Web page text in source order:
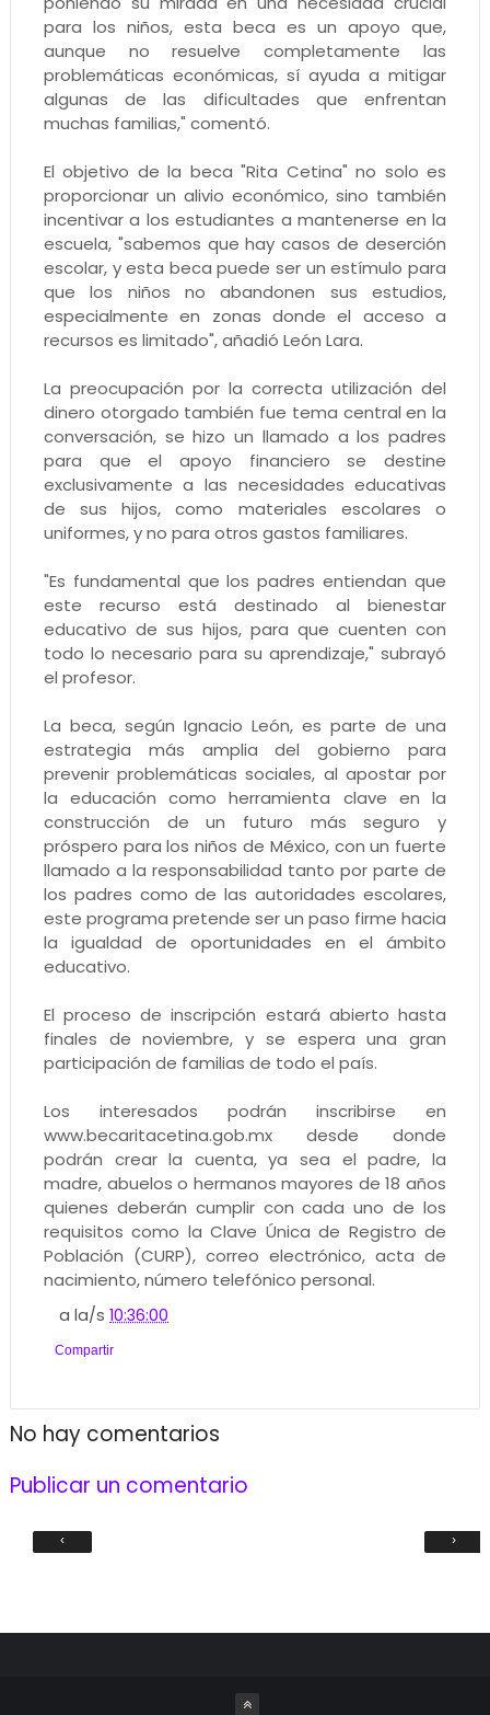
para los niños, esta beca es un apoyo que,
aunque no resuelve completamente las
problemáticas económicas, sí ayuda a mitigar
algunas de las dificultades que enfrentan
muchas familias," comentó.
El objetivo de la beca "Rita Cetina" no solo es
proporcionar un alivio económico, sino también
incentivar a los estudiantes a mantenerse en la
escuela, "sabemos que hay casos de deserción
escolar, y esta beca puede ser un estímulo para
que los niños no abandonen sus estudios,
especialmente en zonas donde el acceso a
recursos es limitado", añadió León Lara.
La preocupación por la correcta utilización del
dinero otorgado también fue tema central en la
conversación, se hizo un llamado a los padres
para que el apoyo financiero se destine
exclusivamente a las necesidades educativas
de sus hijos, como materiales escolares o
uniformes, y no para otros gastos familiares.
"Es fundamental que los padres entiendan que
este recurso está destinado al bienestar
educativo de sus hijos, para que cuenten con
todo lo necesario para su aprendizaje," subrayó
el profesor.
La beca, según Ignacio León, es parte de una
estrategia más amplia del gobierno para
prevenir problemáticas sociales, al apostar por
la educación como herramienta clave en la
construcción de un futuro más seguro y
próspero para los niños de México, con un fuerte
llamado a la responsabilidad tanto por parte de
los padres como de las autoridades escolares,
este programa pretende ser un paso firme hacia
la igualdad de oportunidades en el ámbito
educativo.
El proceso de inscripción estará abierto hasta
finales de noviembre, y se espera una gran
participación de familias de todo el país.
Los interesados podrán inscribirse en
www.becaritacetina.gob.mx desde donde
podrán crear la cuenta, ya sea el padre, la
madre, abuelos o hermanos mayores de 18 años
quienes deberán cumplir con cada uno de los
requisitos como la Clave Única de Registro de
Población (CURP), correo electrónico, acta de
nacimiento, número telefónico personal.
a la/s10:36:00
Compartir
No hay comentarios
Publicar un comentario
‹ ›